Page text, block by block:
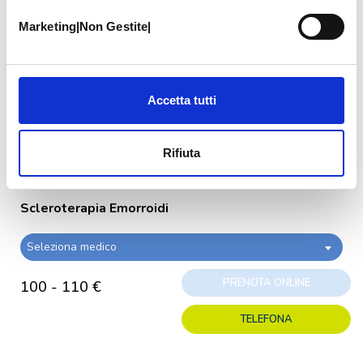
Marketing|Non Gestite|
Accetta tutti
Rifiuta
MedicoVillani Roberto Dino
Scleroterapia Emorroidi
Seleziona medico
100 - 110 € PRENOTA ONLINE
TELEFONA